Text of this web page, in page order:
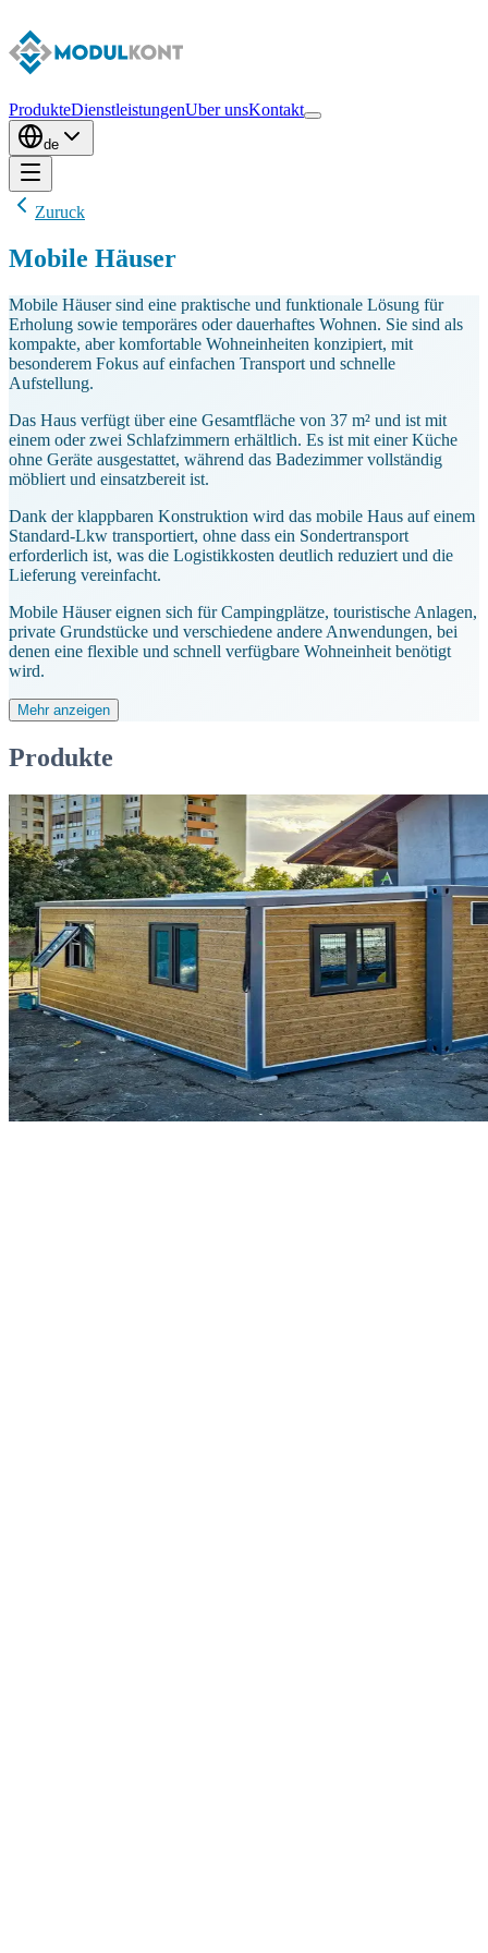
ProdukteDienstleistungenUber unsKontakt
de
Zuruck
Mobile Häuser
Mobile Häuser sind eine praktische und funktionale Lösung für
Erholung sowie temporäres oder dauerhaftes Wohnen. Sie sind als
kompakte, aber komfortable Wohneinheiten konzipiert, mit
besonderem Fokus auf einfachen Transport und schnelle
Aufstellung.
Das Haus verfügt über eine Gesamtfläche von 37 m² und ist mit
einem oder zwei Schlafzimmern erhältlich. Es ist mit einer Küche
ohne Geräte ausgestattet, während das Badezimmer vollständig
möbliert und einsatzbereit ist.
Dank der klappbaren Konstruktion wird das mobile Haus auf einem
Standard-Lkw transportiert, ohne dass ein Sondertransport
erforderlich ist, was die Logistikkosten deutlich reduziert und die
Lieferung vereinfacht.
Mobile Häuser eignen sich für Campingplätze, touristische Anlagen,
private Grundstücke und verschiedene andere Anwendungen, bei
denen eine flexible und schnell verfügbare Wohneinheit benötigt
wird.
Mehr anzeigen
Produkte